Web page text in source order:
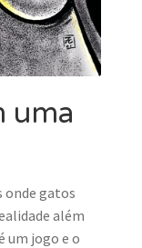
uma
onde gatos
além
um jogo e o